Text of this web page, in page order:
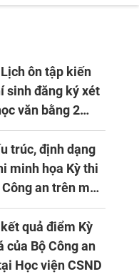
ôn tập kiến
sinh đăng ký xét
văn bằng 2
tại Học viện
học 2026 - 2027
trúc, định dạng
minh họa Kỳ thi
an trên máy
quả điểm Kỳ
của Bộ Công an
Học viện CSND